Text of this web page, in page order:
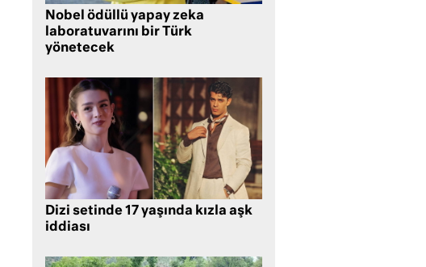
Nobel ödüllü yapay zeka
laboratuvarını bir Türk
yönetecek
Dizi setinde 17 yaşında kızla aşk
iddiası